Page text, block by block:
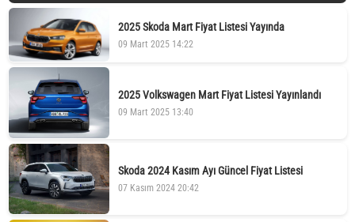
2025 Skoda Mart Fiyat Listesi Yayında
09 Mart 2025 14:22
2025 Volkswagen Mart Fiyat Listesi Yayınlandı
09 Mart 2025 13:40
Skoda 2024 Kasım Ayı Güncel Fiyat Listesi
07 Kasım 2024 20:42